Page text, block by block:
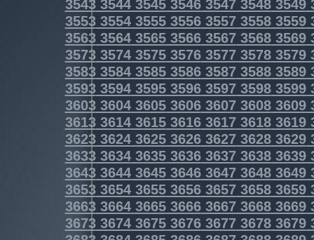
3543354435453546354735483549
3553355435553556355735583559
3563356435653566356735683569
3573357435753576357735783579
3583358435853586358735883589
3593359435953596359735983599
3603360436053606360736083609
3613361436153616361736183619
3623362436253626362736283629
3633363436353636363736383639
3643364436453646364736483649
3653365436553656365736583659
3663366436653666366736683669
3673367436753676367736783679